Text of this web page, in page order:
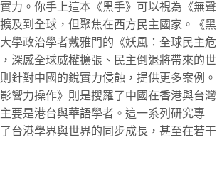
力。你手上這本《黑手》可以視為《無聲
及到全球，但聚焦在西方民主國家。《黑
學政治學者戴雅門的《妖風：全球民主危
深感全球威權擴張、民主倒退將帶來的世
針對中國的銳實力侵蝕，提供更多案例。
響力操作》則是搜羅了中國在香港與台灣
要是港台與華語學者。這一系列研究專
台港學界與世界的同步成長，甚至在若干